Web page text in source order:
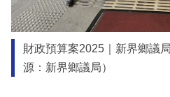
財政預算案2025｜新界鄉議
源：新界鄉議局）